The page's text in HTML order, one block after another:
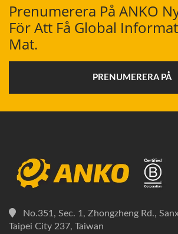
Prenumerera På ANKO
För Att Få Global
Mat.
PRENUMERERA PÅ
No.351, Sec. 1, Zhongzheng Rd.,
Taipei City 237, Taiwan